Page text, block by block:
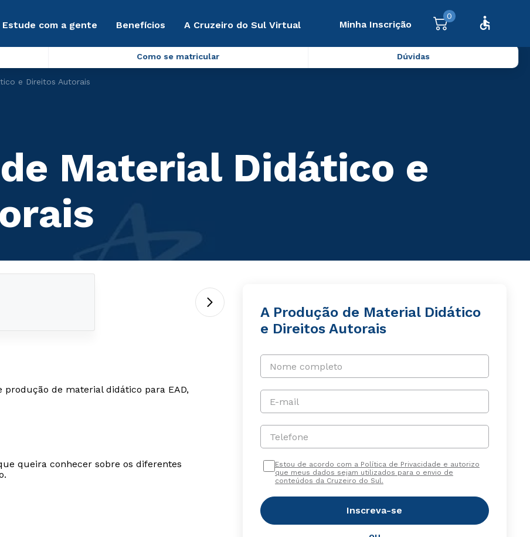
Estude com a gente Benefícios A Cruzeiro do Sul Virtual Minha Inscrição
0
Como se matricular Dúvidas
e Direitos Autorais
Material Didático e
de material didático para EAD,
queira conhecer sobre os diferentes
A Produção de Material Didático
e Direitos Autorais
Nome completo
E-mail
Telefone
Estou de acordo com a Política de Privacidade e autorizo
que meus dados sejam utilizados para o envio de
conteúdos da Cruzeiro do Sul.
Inscreva-se